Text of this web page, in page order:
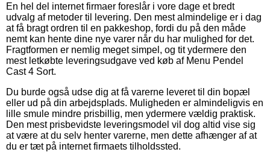
En hel del internet firmaer foreslår i vore dage et bredt
udvalg af metoder til levering. Den mest almindelige er i dag
at få bragt ordren til en pakkeshop, fordi du på den måde
nemt kan hente dine nye varer når du har mulighed for det.
Fragtformen er nemlig meget simpel, og tit ydermere den
mest letkøbte leveringsudgave ved køb af Menu Pendel
Cast 4 Sort.
Du burde også udse dig at få varerne leveret til din bopæl
eller ud på din arbejdsplads. Muligheden er almindeligvis en
lille smule mindre prisbillig, men ydermere vældig praktisk.
Den mest prisbevidste leveringsmodel vil dog altid vise sig
at være at du selv henter varerne, men dette afhænger af at
du er tæt på internet firmaets tilholdssted.